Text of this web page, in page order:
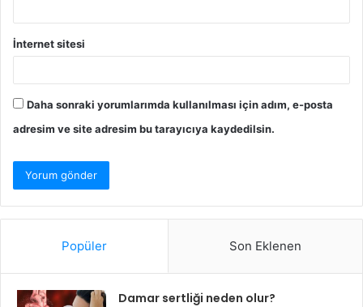
İnternet sitesi
Daha sonraki yorumlarımda kullanılması için adım, e-posta
adresim ve site adresim bu tarayıcıya kaydedilsin.
Popüler Son Eklenen
Damar sertliği neden olur?